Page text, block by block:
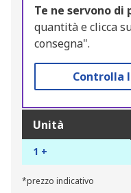
Te ne servono di
quantità e clicca
consegna".
Controlla
Unità
1 +
*prezzo indicativo